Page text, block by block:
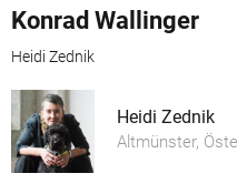
Konrad Wallinger
Heidi Zednik
Heidi Zednik
Altmünster,